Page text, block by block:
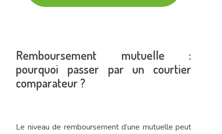
Remboursement mutuelle :
pourquoi passer par un courtier
comparateur ?
Le niveau de remboursement d’une mutuelle peut